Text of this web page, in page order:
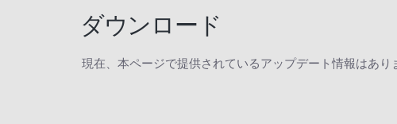
ダウンロード
現在、本ページで提供されているアップデート情報はあり